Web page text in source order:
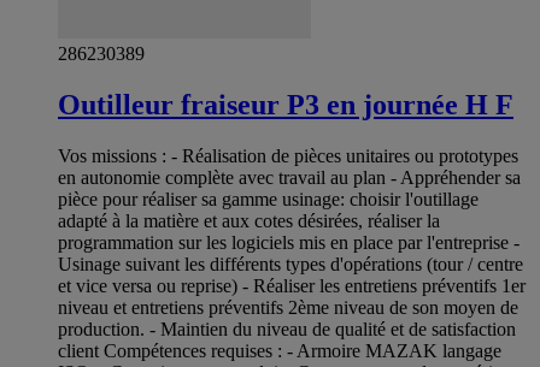
286230389
Outilleur fraiseur P3 en journée H F
Vos missions : - Réalisation de pièces unitaires ou prototypes
en autonomie complète avec travail au plan - Appréhender sa
pièce pour réaliser sa gamme usinage: choisir l'outillage
adapté à la matière et aux cotes désirées, réaliser la
programmation sur les logiciels mis en place par l'entreprise -
Usinage suivant les différents types d'opérations (tour / centre
et vice versa ou reprise) - Réaliser les entretiens préventifs 1er
niveau et entretiens préventifs 2ème niveau de son moyen de
production. - Maintien du niveau de qualité et de satisfaction
client Compétences requises : - Armoire MAZAK langage